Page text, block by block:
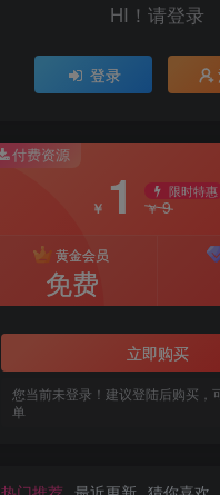
HI！请登录
登录
付费资源
￥ 1 限时特惠
￥9
黄金会员
免费
立即购买
您当前未登录！建议登陆后购买，
单